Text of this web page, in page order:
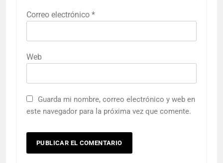
Correo electrónico *
Web
Guarda mi nombre, correo electrónico y web en
este navegador para la próxima vez que comente.